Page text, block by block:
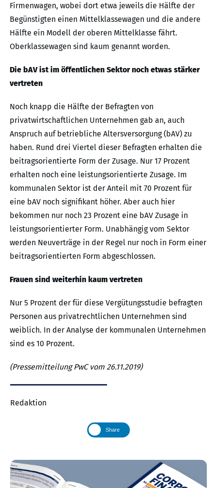
Firmenwagen, wobei dort etwa jeweils die Hälfte der
Begünstigten einen Mittelklassewagen und die andere
Hälfte ein Modell der oberen Mittelklasse fährt.
Oberklassewagen sind kaum genannt worden.
Die bAV ist im öffentlichen Sektor noch etwas stärker
vertreten
Noch knapp die Hälfte der Befragten von
privatwirtschaftlichen Unternehmen gab an, auch
Anspruch auf betriebliche Altersversorgung (bAV) zu
haben. Rund drei Viertel dieser Befragten erhalten die
beitragsorientierte Form der Zusage. Nur 17 Prozent
erhalten noch eine leistungsorientierte Zusage. Im
kommunalen Sektor ist der Anteil mit 70 Prozent für
eine bAV noch signifikant höher. Aber auch hier
bekommen nur noch 23 Prozent eine bAV Zusage in
leistungsorientierter Form. Unabhängig vom Sektor
werden Neuverträge in der Regel nur noch in Form einer
beitragsorientierten Form abgeschlossen.
Frauen sind weiterhin kaum vertreten
Nur 5 Prozent der für diese Vergütungsstudie befragten
Personen aus privatrechtlichen Unternehmen sind
weiblich. In der Analyse der kommunalen Unternehmen
sind es 10 Prozent.
(Pressemitteilung PwC vom 26.11.2019)
Redaktion
Share